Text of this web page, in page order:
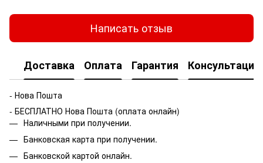
Написать отзыв
Доставка Оплата Гарантия Консультация
- Нова Пошта
- БЕСПЛАТНО Нова Пошта (оплата онлайн)
Наличными при получении.
Банковская карта при получении.
Банковской картой онлайн.